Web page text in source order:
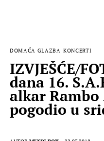
DOMAĆA GLAZBA KONCERTI
IZVJEŠĆE/
dana 16.
alkar Rambo
pogodio u